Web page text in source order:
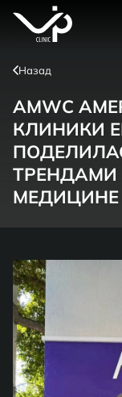
Назад
AMWC
КЛИНИКИ
ТРЕНДАМИ
МЕДИЦИНЕ